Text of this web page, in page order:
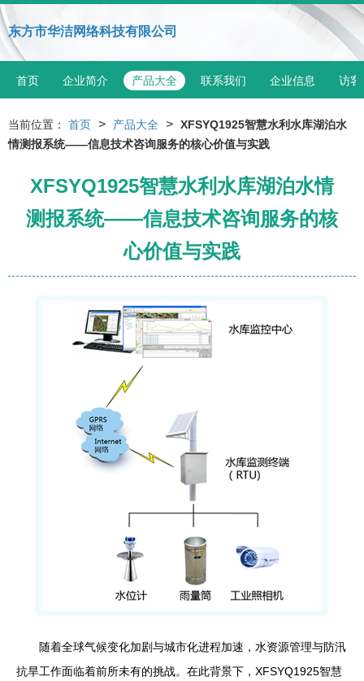
东方市华洁网络科技有限公司
首页 企业简介 产品大全 联系我们 企业信息 访客
当前位置： 首页 > 产品大全 > XFSYQ1925智慧水利水库湖泊水
情测报系统——信息技术咨询服务的核心价值与实践
XFSYQ1925智慧水利水库湖泊水情
测报系统——信息技术咨询服务的核
心价值与实践
随着全球气候变化加剧与城市化进程加速，水资源管理与防汛
抗旱工作面临着前所未有的挑战。在此背景下，XFSYQ1925智慧